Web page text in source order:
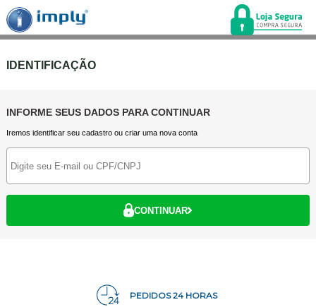
IDENTIFICAÇÃO
INFORME SEUS DADOS PARA CONTINUAR
Iremos identificar seu cadastro ou criar uma nova conta
CONTINUAR
PEDIDOS 24 HORAS